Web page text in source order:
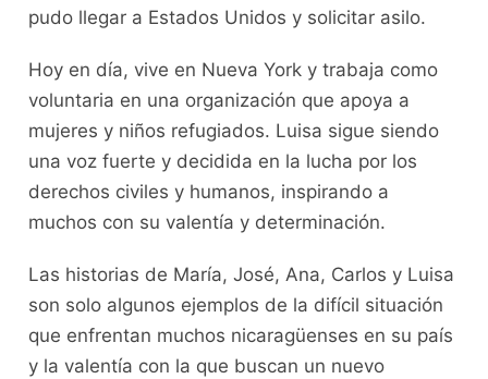
pudo llegar a Estados Unidos y solicitar asilo.
Hoy en día, vive en Nueva York y trabaja como
voluntaria en una organización que apoya a
mujeres y niños refugiados. Luisa sigue siendo
una voz fuerte y decidida en la lucha por los
derechos civiles y humanos, inspirando a
muchos con su valentía y determinación.
Las historias de María, José, Ana, Carlos y Luisa
son solo algunos ejemplos de la difícil situación
que enfrentan muchos nicaragüenses en su país
y la valentía con la que buscan un nuevo